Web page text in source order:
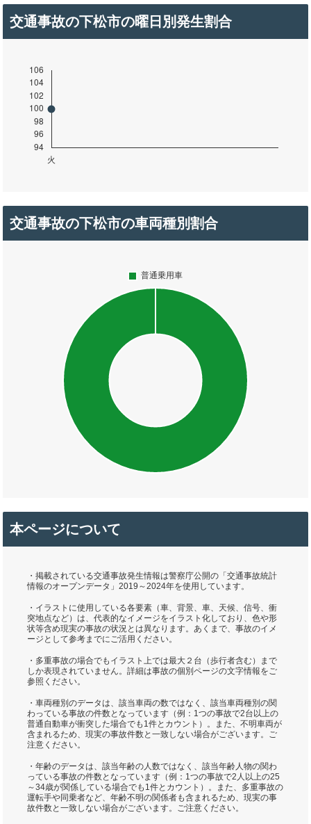
交通事故の下松市の曜日別発生割合
交通事故の下松市の車両種別割合
本ページについて
・掲載されている交通事故発生情報は警察庁公開の「交通事故統計
情報のオープンデータ」2019～2024年を使用しています。
・イラストに使用している各要素（車、背景、車、天候、信号、衝
突地点など）は、代表的なイメージをイラスト化しており、色や形
状等含め現実の事故の状況とは異なります。あくまで、事故のイメ
ージとして参考までにご活用ください。
・多重事故の場合でもイラスト上では最大２台（歩行者含む）まで
しか表現されていません。詳細は事故の個別ページの文字情報をご
参照ください。
・車両種別のデータは、該当車両の数ではなく、該当車両種別の関
わっている事故の件数となっています（例：1つの事故で2台以上の
普通自動車が衝突した場合でも1件とカウント）。また、不明車両が
含まれるため、現実の事故件数と一致しない場合がございます。ご
注意ください。
・年齢のデータは、該当年齢の人数ではなく、該当年齢人物の関わ
っている事故の件数となっています（例：1つの事故で2人以上の25
～34歳が関係している場合でも1件とカウント）。また、多重事故の
運転手や同乗者など、年齢不明の関係者も含まれるため、現実の事
故件数と一致しない場合がございます。ご注意ください。